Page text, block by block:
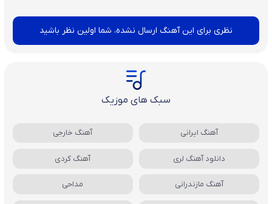
نظری برای این آهنگ ارسال نشده، شما اولین نظر باشید
سبک های موزیک
آهنگ ایرانی آهنگ خارجی
دانلود آهنگ لری آهنگ کردی
آهنگ مازندرانی مداحی